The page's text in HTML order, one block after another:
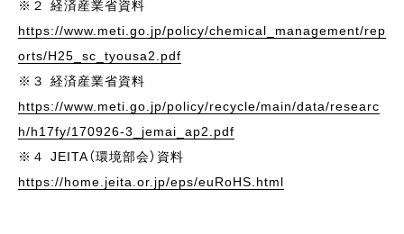
※２ 経済産業省資料
https://www.meti.go.jp/policy/chemical_management/rep
orts/H25_sc_tyousa2.pdf
※３ 経済産業省資料
https://www.meti.go.jp/policy/recycle/main/data/researc
h/h17fy/170926-3_jemai_ap2.pdf
※４ JEITA（環境部会）資料
https://home.jeita.or.jp/eps/euRoHS.html